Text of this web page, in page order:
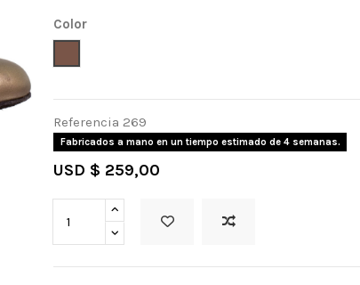
Color
Referencia 269
Fabricados a mano en un tiempo estimado de 4 semanas.
USD $ 259,00